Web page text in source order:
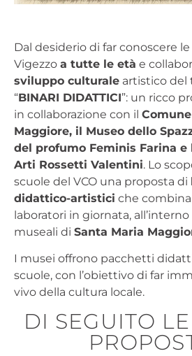
Dal desiderio di far conoscere
Vigezzo a tutte le età e
sviluppo culturale artistico del
“BINARI DIDATTICI”: un ricco
in collaborazione con il
Maggiore, il Museo dello
del profumo Feminis Farina e
Arti Rossetti Valentini. Lo
scuole del VCO una proposta di
didattico-artistici che
laboratori in giornata,
museali di Santa Maria
I musei offrono pacchetti
scuole, con l’obiettivo di far
vivo della cultura locale.
DI SEGUITO